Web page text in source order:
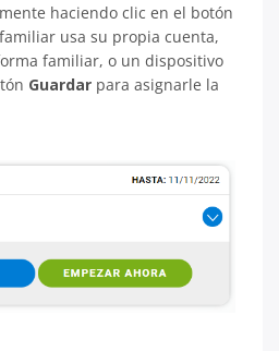
haciendo clic en el botón
usa su propia cuenta,
familiar, o un dispositivo
Guardar para asignarle la